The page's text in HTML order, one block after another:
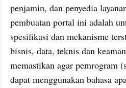
penjamin, dan penyedia
pembuatan portal ini adalah
spesifikasi dan mekanisme
bisnis, data, teknis dan
memastikan agar pemrogram
dapat menggunakan bahasa